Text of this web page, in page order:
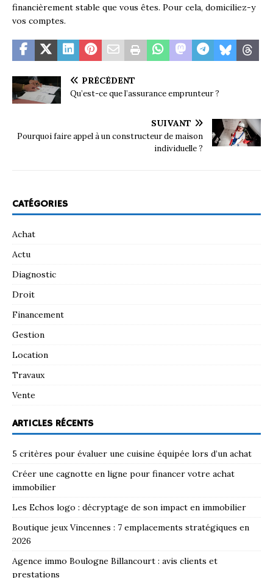
financièrement stable que vous êtes. Pour cela, domiciliez-y
vos comptes.
PRÉCÉDENT
Qu’est-ce que l’assurance emprunteur ?
SUIVANT
Pourquoi faire appel à un constructeur de maison
individuelle ?
CATÉGORIES
Achat
Actu
Diagnostic
Droit
Financement
Gestion
Location
Travaux
Vente
ARTICLES RÉCENTS
5 critères pour évaluer une cuisine équipée lors d’un achat
Créer une cagnotte en ligne pour financer votre achat
immobilier
Les Echos logo : décryptage de son impact en immobilier
Boutique jeux Vincennes : 7 emplacements stratégiques en
2026
Agence immo Boulogne Billancourt : avis clients et
prestations